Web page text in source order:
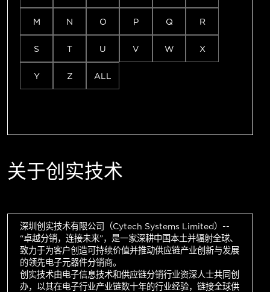
M N O P Q R
S T U V W X
Y Z ALL
关于创实技术
深圳创实技术有限公司（Cytech Systems Limited）--
“卓越分销，连接未来”，是一家深耕中国本土并辐射全球、
致力于为客户创造可持续价值并推动供应链产业创新与发展
的领先电子元器件分销商。
创实技术由电子信息技术和供应链分销行业资深人士共同创
办，以其在电子行业产业链数十年的行业经验，链接全球供